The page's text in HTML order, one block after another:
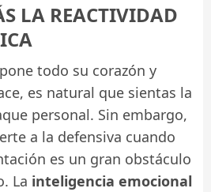
LA REACTIVIDAD
todo su corazón y
es natural que sientas la
personal. Sin embargo,
a la defensiva cuando
es un gran obstáculo
La inteligencia emocional